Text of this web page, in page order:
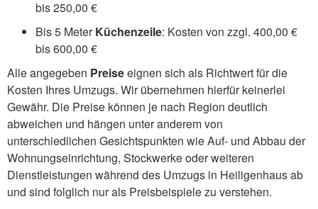
bis 250,00 €
Bis 5 MeterKüchenzeile: Kosten von zzgl. 400,00 €
bis 600,00 €
Alle angegeben Preiseeignen sich als Richtwert für die
Kosten Ihres Umzugs. Wir übernehmen hierfür keinerlei
Gewähr. Die Preise können je nach Region deutlich
abweichen und hängen unter anderem von
unterschiedlichen Gesichtspunkten wie Auf- und Abbau der
Wohnungseinrichtung, Stockwerke oder weiteren
Dienstleistungen während des Umzugs in Heiligenhaus ab
und sind folglich nur als Preisbeispiele zu verstehen.